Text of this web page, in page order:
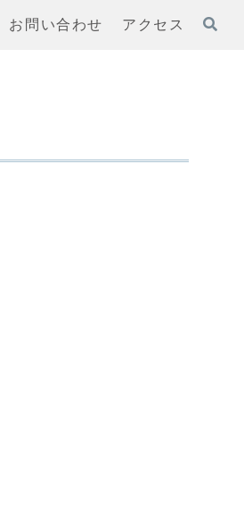
お問い合わせ アクセス